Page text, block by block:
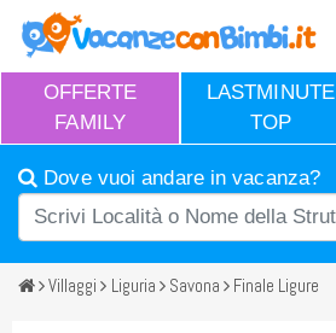
OFFERTE
FAMILY
LASTMINUTE
TOP
Dove vuoi andare in vacanza?
Villaggi Liguria Savona Finale Ligure